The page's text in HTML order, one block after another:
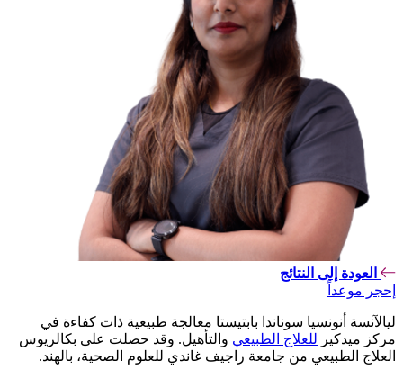
العودة إلى النتائج
إحجر موعداً
ليالآنسة أنونسيا سوناندا بابتيستا معالجة طبيعية ذات كفاءة في
مركز ميدكير للعلاج الطبيعي والتأهيل. وقد حصلت على بكالريوس
العلاج الطبيعي من جامعة راجيف غاندي للعلوم الصحية، بالهند.